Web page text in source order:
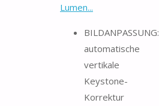
Lumen...
BILDANPASSUNG:
automatische
vertikale
Keystone-
Korrektur